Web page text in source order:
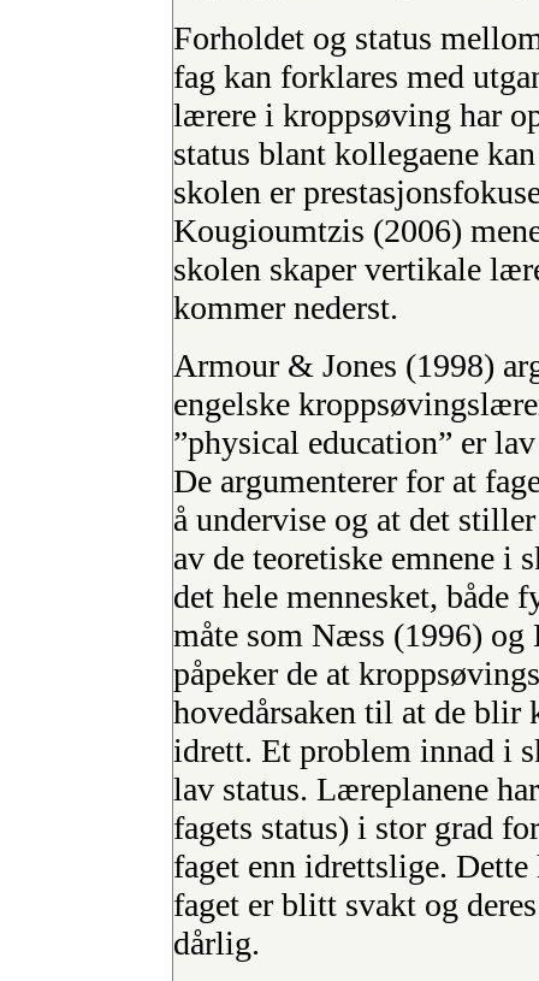
Forholdet og status
fag kan forklares med
lærere i kroppsøving har
status blant kollegaene
skolen er
Kougioumtzis (2006)
skolen skaper vertikale
kommer nederst.
Armour & Jones (1998)
engelske
”physical education” er
De argumenterer for at
å undervise og at det
av de teoretiske emnene i
det hele mennesket, både
måte som Næss (1996)
påpeker de at
hovedårsaken til at de blir
idrett. Et problem innad i
lav status. Læreplanene
fagets status) i stor grad
faget enn idrettslige.
faget er blitt svakt og
dårlig.